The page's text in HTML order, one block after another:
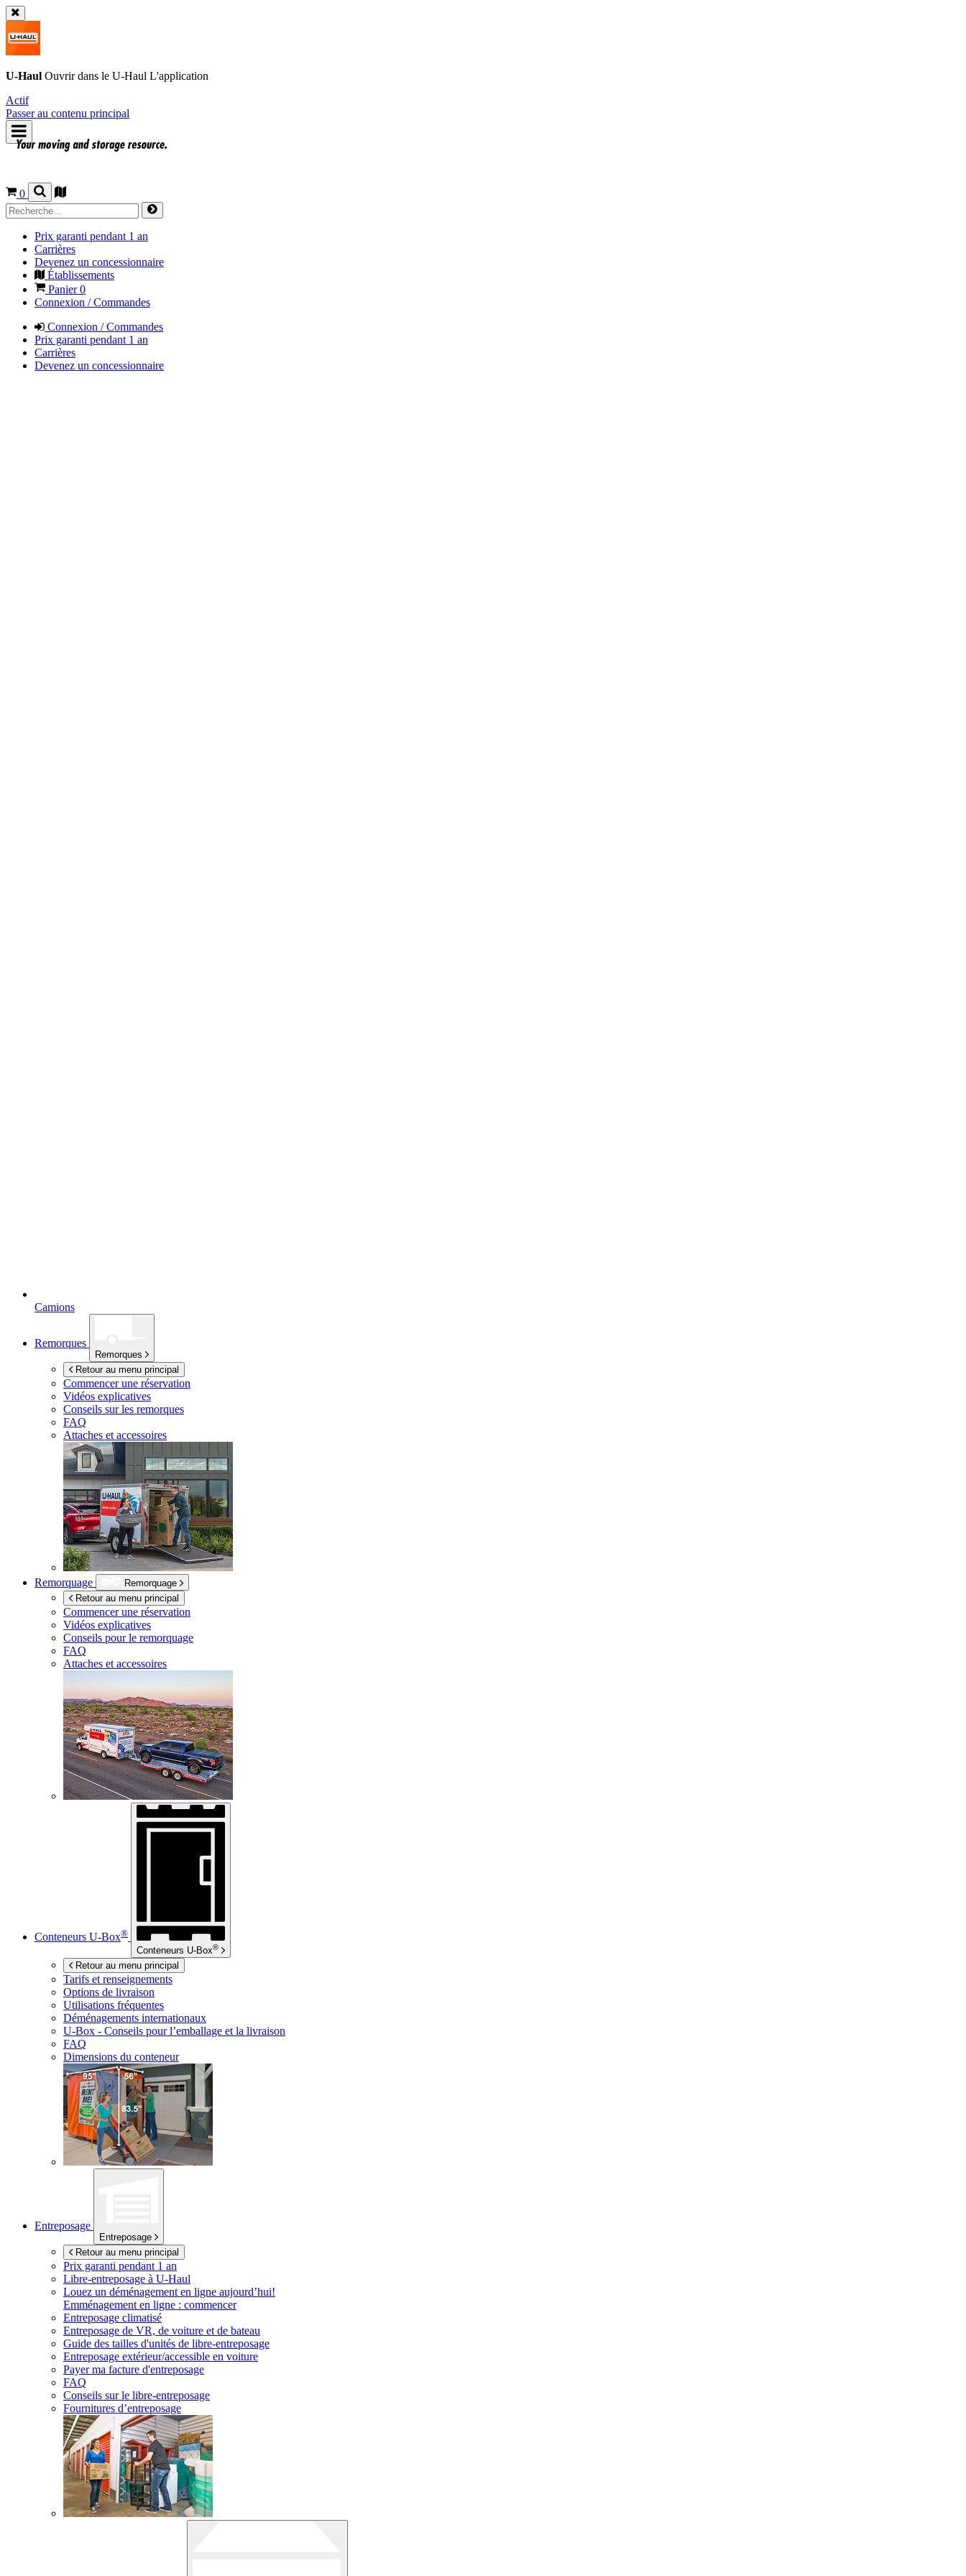
U-Haul Ouvrir dans le U-Haul L'application
Actif
Passer au contenu principal
0
Prix garanti pendant 1 an
Carrières
Devenez un concessionnaire
Établissements
Panier0
Connexion / Commandes
Connexion / Commandes
Prix garanti pendant 1 an
Carrières
Devenez un concessionnaire
Camions
Remorques
Remorques
Retour au menu principal
Commencer une réservation
Vidéos explicatives
Conseils sur les remorques
FAQ
Attaches et accessoires
Remorquage
Remorquage
Retour au menu principal
Commencer une réservation
Vidéos explicatives
Conseils pour le remorquage
FAQ
Attaches et accessoires
Conteneurs U-Box®
Conteneurs U-Box®
Retour au menu principal
Tarifs et renseignements
Options de livraison
Utilisations fréquentes
Déménagements internationaux
U-Box - Conseils pour l’emballage et la livraison
FAQ
Dimensions du conteneur
Entreposage
Entreposage
Retour au menu principal
Prix garanti pendant 1 an
Libre-entreposage à U-Haul
Louez un déménagement en ligne aujourd’hui!
Emménagement en ligne : commencer
Entreposage climatisé
Entreposage de VR, de voiture et de bateau
Guide des tailles d'unités de libre-entreposage
Entreposage extérieur/accessible en voiture
Payer ma facture d'entreposage
FAQ
Conseils sur le libre-entreposage
Fournitures d’entreposage